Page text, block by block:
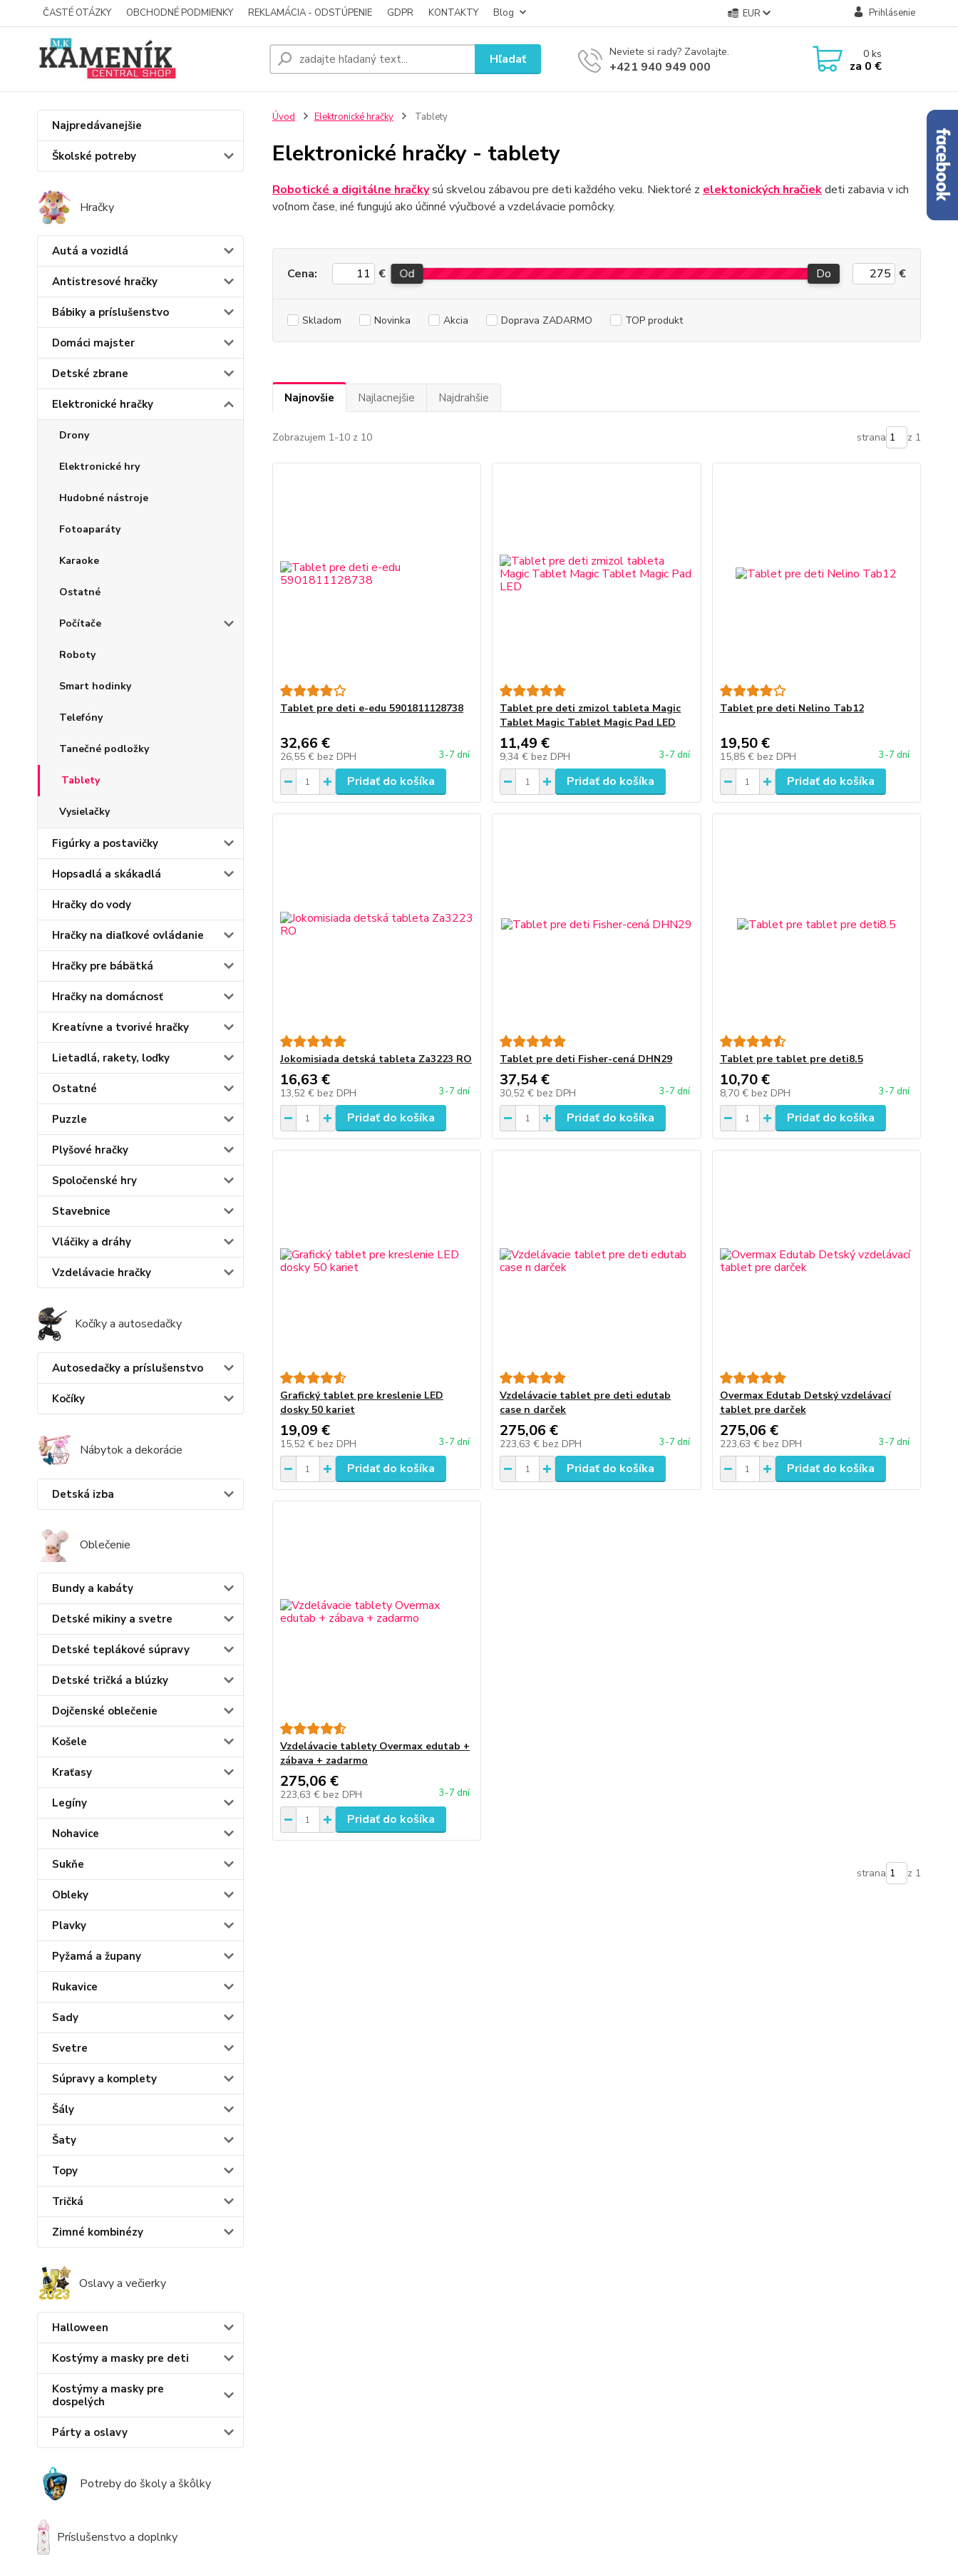
ČASTÉ OTÁZKY OBCHODNÉ PODMIENKY REKLAMÁCIA - ODSTÚPENIE GDPR KONTAKTY Blog EUR Prihlásenie
Hľadať Neviete si rady? Zavolajte.
+421 940 949 000
0ks
za 0 €
Najpredávanejšie
Školské potreby
Hračky
Autá a vozidlá
Antistresové hračky
Bábiky a príslušenstvo
Domáci majster
Detské zbrane
Elektronické hračky
Drony
Elektronické hry
Hudobné nástroje
Fotoaparáty
Karaoke
Ostatné
Počítače
Roboty
Smart hodinky
Telefóny
Tanečné podložky
Tablety
Vysielačky
Figúrky a postavičky
Hopsadlá a skákadlá
Hračky do vody
Hračky na diaľkové ovládanie
Hračky pre bábätká
Hračky na domácnosť
Kreatívne a tvorivé hračky
Lietadlá, rakety, loďky
Ostatné
Puzzle
Plyšové hračky
Spoločenské hry
Stavebnice
Vláčiky a dráhy
Vzdelávacie hračky
Kočíky a autosedačky
Autosedačky a príslušenstvo
Kočíky
Nábytok a dekorácie
Detská izba
Oblečenie
Bundy a kabáty
Detské mikiny a svetre
Detské teplákové súpravy
Detské tričká a blúzky
Dojčenské oblečenie
Košele
Kraťasy
Legíny
Nohavice
Sukňe
Obleky
Plavky
Pyžamá a župany
Rukavice
Sady
Svetre
Súpravy a komplety
Šály
Šaty
Topy
Tričká
Zimné kombinézy
Oslavy a večierky
Halloween
Kostýmy a masky pre deti
Kostýmy a masky pre
dospelých
Párty a oslavy
Potreby do školy a škôlky
Príslušenstvo a doplnky
Úvod Elektronické hračky Tablety
Elektronické hračky - tablety
Robotické a digitálne hračkysú skvelou zábavou pre deti každého veku. Niektoré z elektonických hračiekdeti zabavia v ich
voľnom čase, iné fungujú ako účinné výučbové a vzdelávacie pomôcky.
Cena: € Od Do €
Skladom Novinka Akcia Doprava ZADARMO TOP produkt
Najnovšie Najlacnejšie Najdrahšie
Zobrazujem 1-10 z 10 strana z 1
Tablet pre deti e-edu 5901811128738
32,66 €
26,55 € bez DPH 3-7 dní
Pridať do košíka
Tablet pre deti zmizol tableta Magic
Tablet Magic Tablet Magic Pad LED
11,49 €
9,34 € bez DPH 3-7 dní
Pridať do košíka
Tablet pre deti Nelino Tab12
19,50 €
15,85 € bez DPH 3-7 dní
Pridať do košíka
Jokomisiada detská tableta Za3223 RO
16,63 €
13,52 € bez DPH 3-7 dní
Pridať do košíka
Tablet pre deti Fisher-cená DHN29
37,54 €
30,52 € bez DPH 3-7 dní
Pridať do košíka
Tablet pre tablet pre deti8.5
10,70 €
8,70 € bez DPH 3-7 dní
Pridať do košíka
Grafický tablet pre kreslenie LED
dosky 50 kariet
19,09 €
15,52 € bez DPH 3-7 dní
Pridať do košíka
Vzdelávacie tablet pre deti edutab
case n darček
275,06 €
223,63 € bez DPH 3-7 dní
Pridať do košíka
Overmax Edutab Detský vzdelávací
tablet pre darček
275,06 €
223,63 € bez DPH 3-7 dní
Pridať do košíka
Vzdelávacie tablety Overmax edutab +
zábava + zadarmo
275,06 €
223,63 € bez DPH 3-7 dní
Pridať do košíka
strana z 1